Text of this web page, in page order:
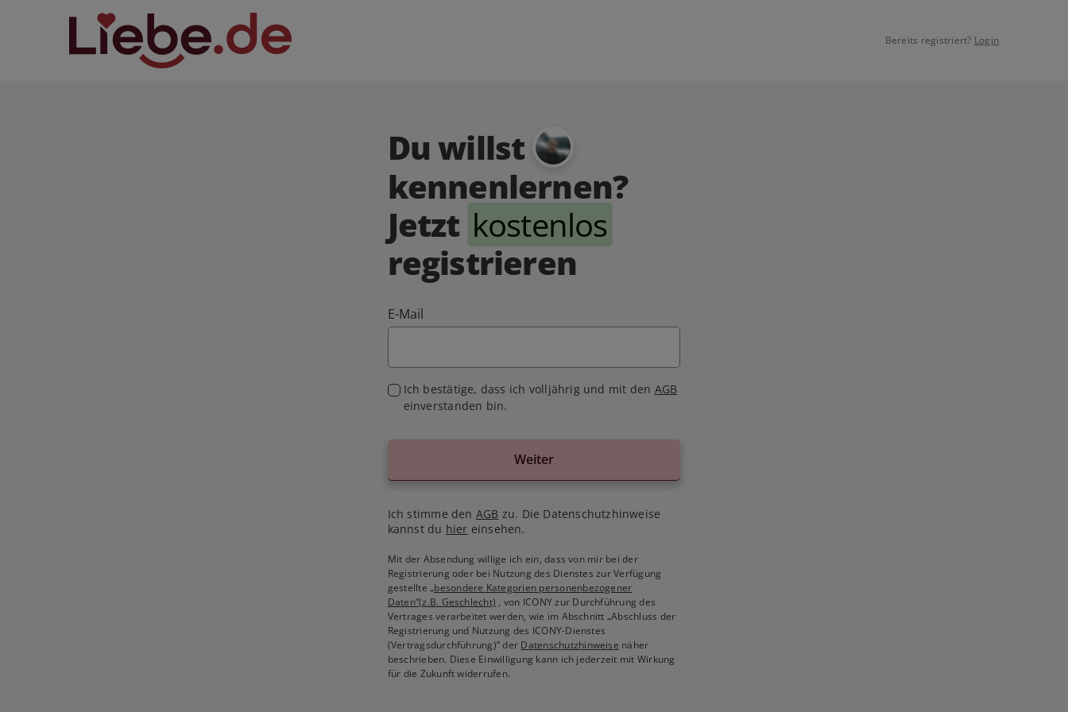
Bereits registriert? Login
Du willst
kennenlernen?
Jetzt kostenlos
registrieren
E-Mail
Ich bestätige, dass ich volljährig und mit den AGB
einverstanden bin.
Weiter
Ich stimme den AGB zu. Die Datenschutzhinweise
kannst du hier einsehen.
Mit der Absendung willige ich ein, dass von mir bei der
Registrierung oder bei Nutzung des Dienstes zur Verfügung
gestellte„besondere Kategorien personenbezogener
Daten“(z.B. Geschlecht) , von ICONY zur Durchführung des
Vertrages verarbeitet werden, wie im Abschnitt „Abschluss der
Registrierung und Nutzung des ICONY-Dienstes
(Vertragsdurchführung)“ der Datenschutzhinweise näher
beschrieben. Diese Einwilligung kann ich jederzeit mit Wirkung
für die Zukunft widerrufen.